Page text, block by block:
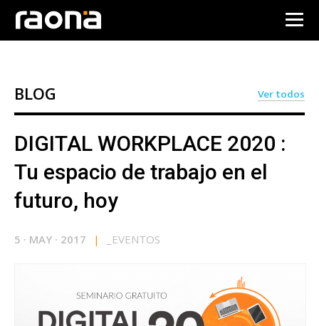
BLOG Ver todos
DIGITAL WORKPLACE 2020 :
Tu espacio de trabajo en el
futuro, hoy
5 · MAY · 2017 | EVENTOS